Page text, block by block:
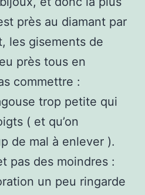
près au diamant par
les gisements de
près tous en
commettre :
trop petite qui
( et qu’on
de mal à enlever ).
pas des moindres :
un peu ringarde